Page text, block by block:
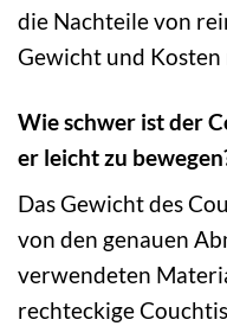
die Nachteile von
Gewicht und
Wie schwer ist der
er leicht zu
Das Gewicht des
von den genauen
verwendeten
rechteckige